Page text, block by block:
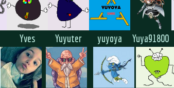
Yves Yuyuter yuyoya Yuya91800